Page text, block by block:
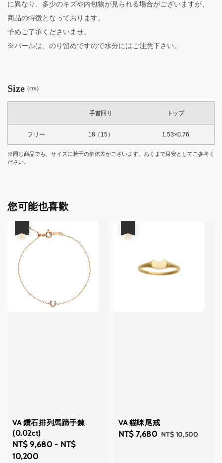
に異なり、多少のキズや内包物が見られる場合がございますが、
商品の特徴となっております。
予めご了承くださいませ。
※パールは、のり留めですので水分にはご注意下さい。
Size (cm)
手首回り トップ
フリー 18（15） 1.53×0.76
※同じ商品でも、サイズに若干の個体差がございます。あくまで目安としてご参考く
ださい。
您可能也喜歡
VA 鑽石排列馬蹄手鍊
(0.02ct)
Sale
price
NT$ 9,680 - NT$
10,200
VA 貓咪尾戒
Sale
NT$ 7,680 Regular
NT$ 10,500